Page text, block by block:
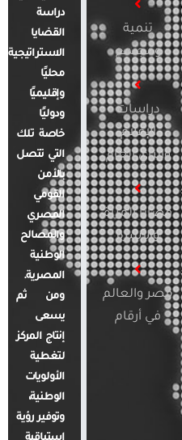
تنمية
ومجتمع
دراسات
الإعلام
والرأي العام
قضايا المرأة
والأسرة
مصر والعالم
في أرقام
دراسة
القضايا
الاستراتيجية
محليًا
وإقليميًا
ودوليًا
خاصة تلك
التي تتصل
بالأمن
القومي
المصري
والمصالح
الوطنية
المصرية.
ومن ثم
يسعى
إنتاج المركز
لتغطية
الأولويات
الوطنية،
وتوفير رؤية